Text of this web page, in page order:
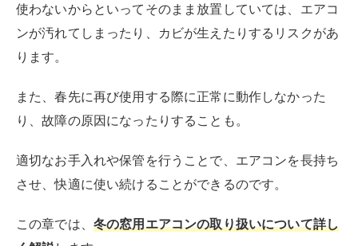
使わないからといってそのまま放置していては、エアコ
ンが汚れてしまったり、カビが生えたりするリスクがあ
ります。
また、春先に再び使用する際に正常に動作しなかった
り、故障の原因になったりすることも。
適切なお手入れや保管を行うことで、エアコンを長持ち
させ、快適に使い続けることができるのです。
この章では、 冬の窓用エアコンの取り扱いについて詳し